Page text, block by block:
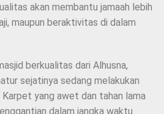
akan membantu jamaah lebih
maupun beraktivitas di dalam
berkualitas dari Alhusna,
sejatinya sedang melakukan
Karpet yang awet dan tahan lama
dalam jangka waktu